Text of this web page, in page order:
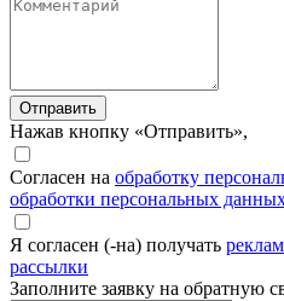
Отправить
Нажав кнопку «Отправить»,
Согласен на обработку
обработки персональных
Я согласен (-на) получать
рассылки
Заполните заявку на обратную